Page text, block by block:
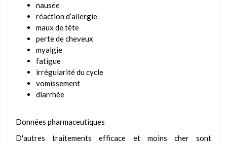
nausée
réaction d’allergie
maux de tête
perte de cheveux
myalgie
fatigue
irrégularité du cycle
vomissement
diarrhée
Données pharmaceutiques
D'autres traitements efficace et moins cher sont